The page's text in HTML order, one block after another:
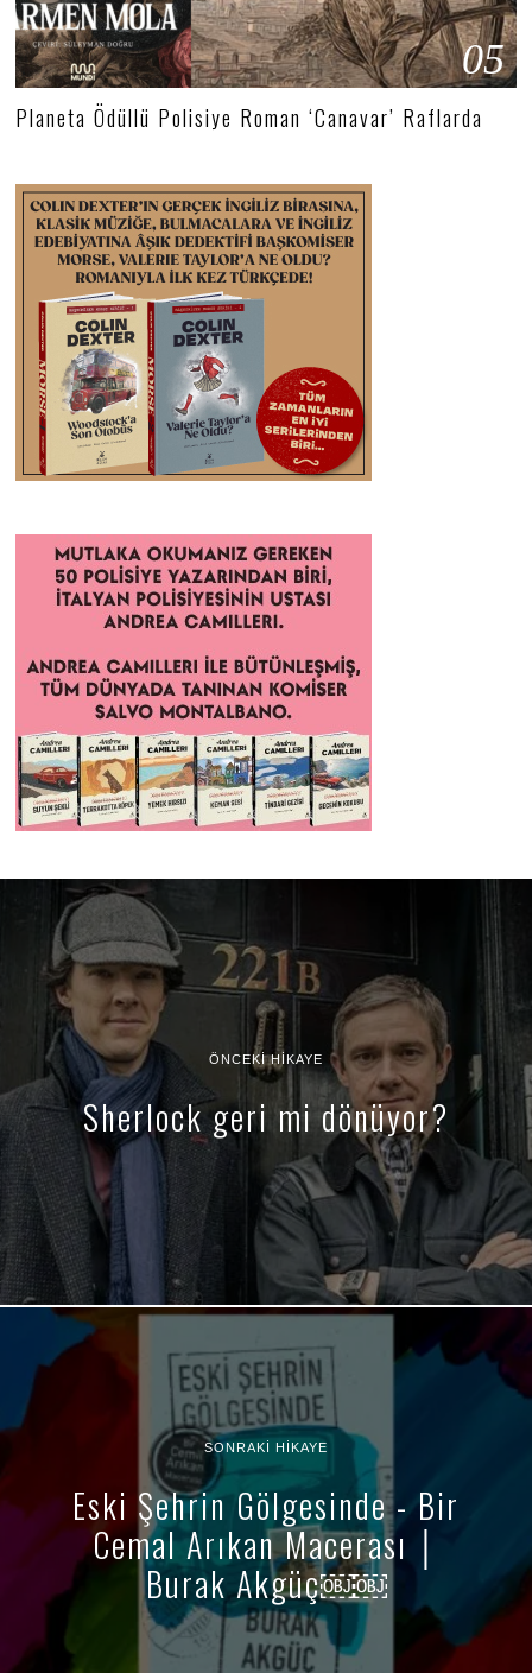
05
Planeta Ödüllü Polisiye Roman ‘Canavar’ Raflarda
ÖNCEKI HIKAYE
Sherlock geri mi dönüyor?
SONRAKI HIKAYE
Eski Şehrin Gölgesinde - Bir
Cemal Arıkan Macerası │
Burak Akgüç￼￼